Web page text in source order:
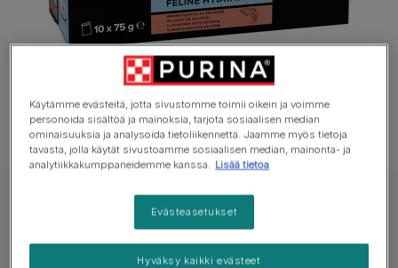
ylläpidossa Aikuisen kissan ruoka Makuna lohi 10x75 g Pussi
PURINA® PRO PLAN® Hydra Care Salmon
Käytämme evästeitä, jotta sivustomme toimii oikein ja voimme
personoida sisältöä ja mainoksia, tarjota sosiaalisen median
ominaisuuksia ja analysoida tietoliikennettä. Jaamme myös tietoja
tavasta, jolla käytät sivustoamme sosiaalisen median, mainonta- ja
analytiikkakumppaneidemme kanssa. Lisää tietoa
Evästeasetukset
Hyväksy kaikki evästeet